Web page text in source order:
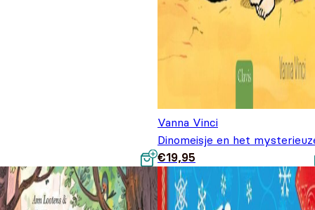
Vanna Vinci
Dinomeisje en het
€19,95